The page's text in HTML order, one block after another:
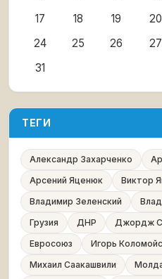
17
18 19 20
24
25 26 27
31
ТЕГИ
Александр Захарченко
Арсений Яценюк
Виктор
Владимир Зеленский
Грузия
ДНР Джордж
Евросоюз
Игорь
Михаил Саакашвили